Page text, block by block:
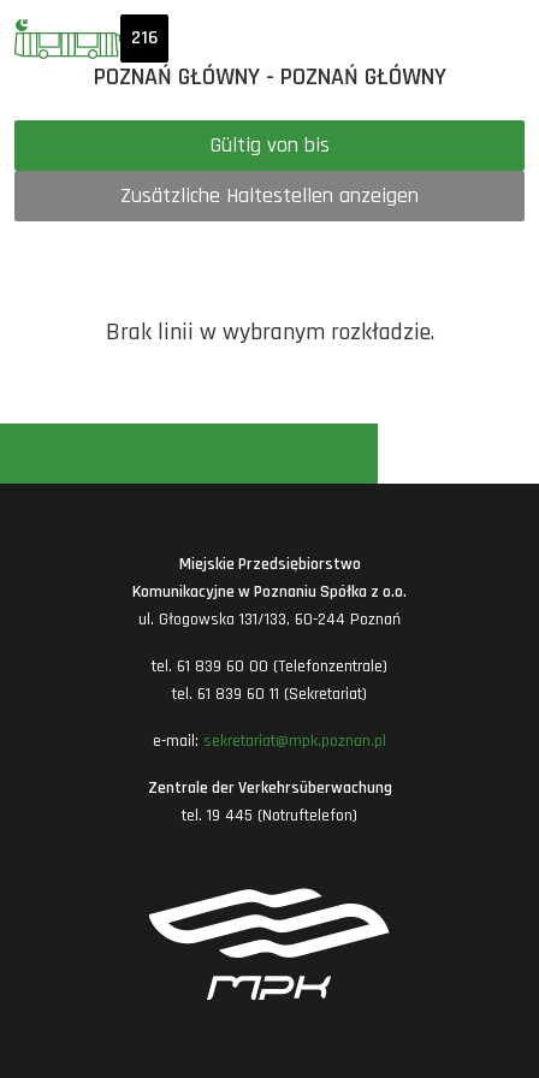
216
POZNAŃ GŁÓWNY - POZNAŃ GŁÓWNY
Gültig von bis
Zusätzliche Haltestellen anzeigen
Brak linii w wybranym rozkładzie.
Miejskie Przedsiębiorstwo
Komunikacyjne w Poznaniu Spółka z o.o.
ul. Głogowska 131/133, 60-244 Poznań
tel. 61 839 60 00 (Telefonzentrale)
tel. 61 839 60 11 (Sekretariat)
e-mail: sekretariat@mpk.poznan.pl
Zentrale der Verkehrsüberwachung
tel. 19 445 (Notruftelefon)